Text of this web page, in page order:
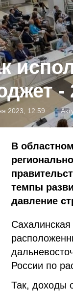
-
2023, 12:59
В
темпы
давление
России по
Так, доходы